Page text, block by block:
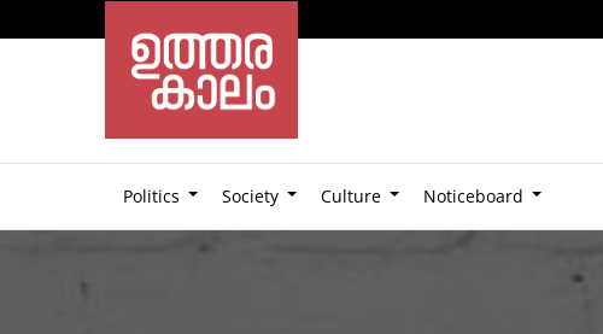
Politics Society Culture Noticeboard